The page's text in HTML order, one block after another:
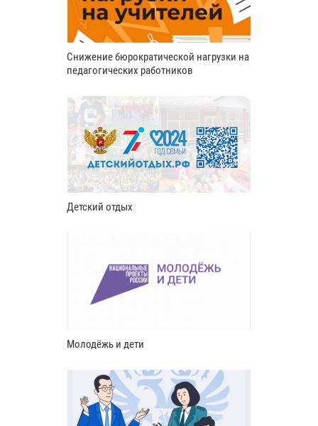
Снижение бюрократической нагрузки на
педагогических работников
Детский отдых
Молодёжь и дети